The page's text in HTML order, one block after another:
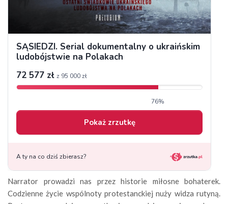
Narrator prowadzi nas przez historie miłosne bohaterek.
Codzienne życie wspólnoty protestanckiej nuży widza rutyną.